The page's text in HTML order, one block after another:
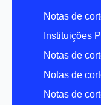
Notas de
Instituições
Notas de
Notas de
Notas de